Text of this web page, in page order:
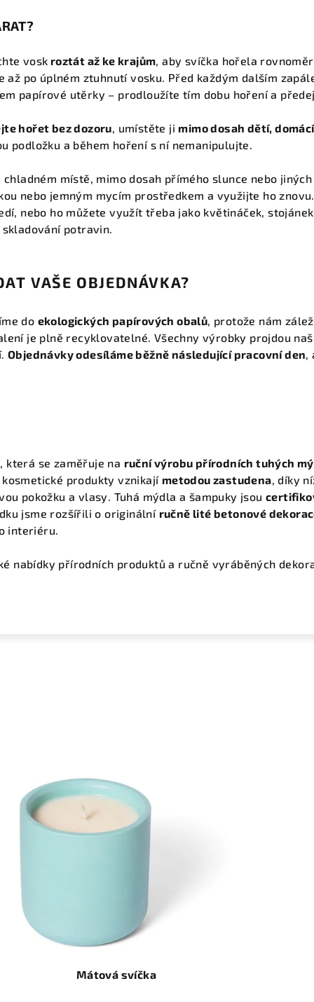
vosk roztát až ke krajům , aby svíčka hořela
až po úplném ztuhnutí vosku. Před každým dalším
papírové utěrky – prodloužíte tím dobu hoření a
hořet bez dozoru , umístěte ji mimo dosah dětí,
podložku a během hoření s ní nemanipulujte.
chladném místě, mimo dosah přímého slunce nebo
nebo jemným mycím prostředkem a využijte ho
nebo ho můžete využít třeba jako květináček,
potravin.
VAŠE OBJEDNÁVKA?
do ekologických papírových obalů , protože nám
je plně recyklovatelné. Všechny výrobky projdou
Objednávky odesíláme běžně následující pracovní den
, která se zaměřuje na ruční výrobu přírodních tuhých
kosmetické produkty vznikají metodou zastudena , díky
pokožku a vlasy. Tuhá mýdla a šampuky jsou
jsme rozšířili o originální ručně lité betonové
interiéru.
nabídky přírodních produktů a ručně vyráběných
Mátová svíčka